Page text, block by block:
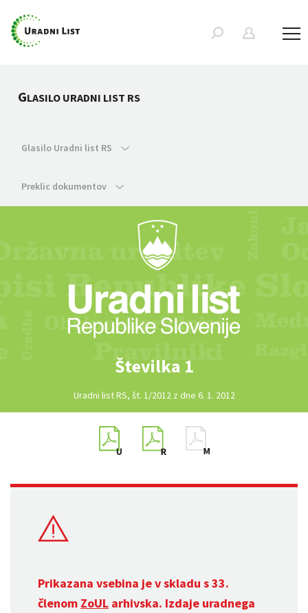
GLASILO URADNI LIST RS
Glasilo Uradni list RS
Preklic dokumentov
Številka 1
Uradni list RS, št. 1/2012 z dne 6. 1. 2012
Prikazana vsebina je v skladu s 33.
členom ZoUL arhivska. Izdaje uradnega